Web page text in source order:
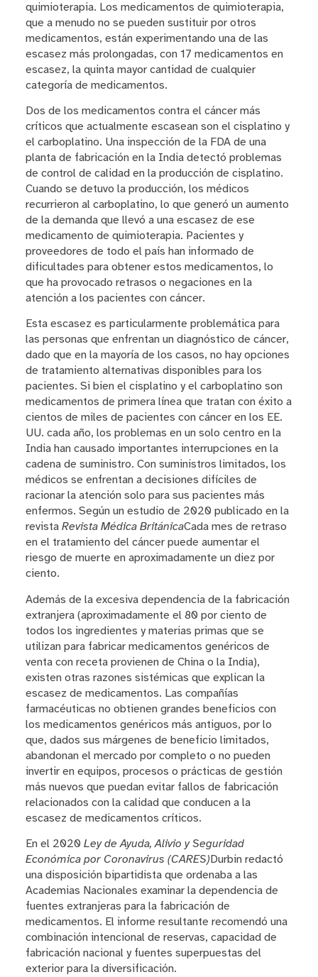
quimioterapia. Los medicamentos de quimioterapia,
que a menudo no se pueden sustituir por otros
medicamentos, están experimentando una de las
escasez más prolongadas, con 17 medicamentos en
escasez, la quinta mayor cantidad de cualquier
categoría de medicamentos.
Dos de los medicamentos contra el cáncer más
críticos que actualmente escasean son el cisplatino y
el carboplatino. Una inspección de la FDA de una
planta de fabricación en la India detectó problemas
de control de calidad en la producción de cisplatino.
Cuando se detuvo la producción, los médicos
recurrieron al carboplatino, lo que generó un aumento
de la demanda que llevó a una escasez de ese
medicamento de quimioterapia. Pacientes y
proveedores de todo el país han informado de
dificultades para obtener estos medicamentos, lo
que ha provocado retrasos o negaciones en la
atención a los pacientes con cáncer.
Esta escasez es particularmente problemática para
las personas que enfrentan un diagnóstico de cáncer,
dado que en la mayoría de los casos, no hay opciones
de tratamiento alternativas disponibles para los
pacientes. Si bien el cisplatino y el carboplatino son
medicamentos de primera línea que tratan con éxito a
cientos de miles de pacientes con cáncer en los EE.
UU. cada año, los problemas en un solo centro en la
India han causado importantes interrupciones en la
cadena de suministro. Con suministros limitados, los
médicos se enfrentan a decisiones difíciles de
racionar la atención solo para sus pacientes más
enfermos. Según un estudio de 2020 publicado en la
revista Revista Médica BritánicaCada mes de retraso
en el tratamiento del cáncer puede aumentar el
riesgo de muerte en aproximadamente un diez por
ciento.
Además de la excesiva dependencia de la fabricación
extranjera (aproximadamente el 80 por ciento de
todos los ingredientes y materias primas que se
utilizan para fabricar medicamentos genéricos de
venta con receta provienen de China o la India),
existen otras razones sistémicas que explican la
escasez de medicamentos. Las compañías
farmacéuticas no obtienen grandes beneficios con
los medicamentos genéricos más antiguos, por lo
que, dados sus márgenes de beneficio limitados,
abandonan el mercado por completo o no pueden
invertir en equipos, procesos o prácticas de gestión
más nuevos que puedan evitar fallos de fabricación
relacionados con la calidad que conducen a la
escasez de medicamentos críticos.
En el 2020 Ley de Ayuda, Alivio y Seguridad
Económica por Coronavirus (CARES)Durbin redactó
una disposición bipartidista que ordenaba a las
Academias Nacionales examinar la dependencia de
fuentes extranjeras para la fabricación de
medicamentos. El informe resultante recomendó una
combinación intencional de reservas, capacidad de
fabricación nacional y fuentes superpuestas del
exterior para la diversificación.